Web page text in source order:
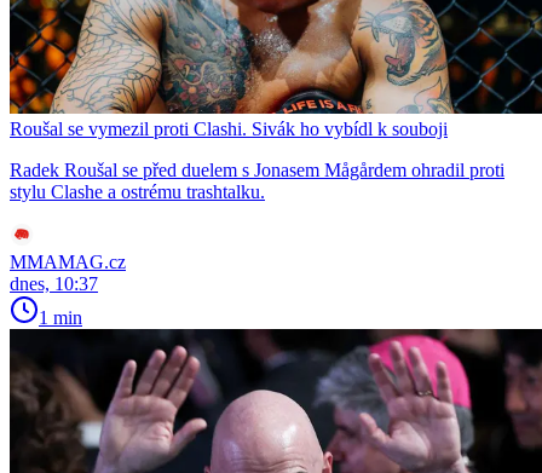
Roušal se vymezil proti Clashi. Sivák ho vybídl k souboji
Radek Roušal se před duelem s Jonasem Mågårdem ohradil proti
stylu Clashe a ostrému trashtalku.
MMAMAG.cz
dnes, 10:37
1 min